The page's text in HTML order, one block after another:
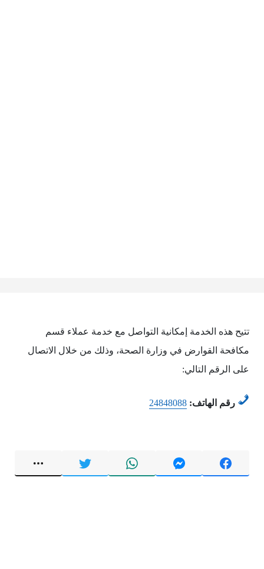
تتيح هذه الخدمة إمكانية التواصل مع خدمة عملاء قسم
مكافحة القوارض في وزارة الصحة، وذلك من خلال الاتصال
على الرقم التالي:
رقم الهاتف: 24848088